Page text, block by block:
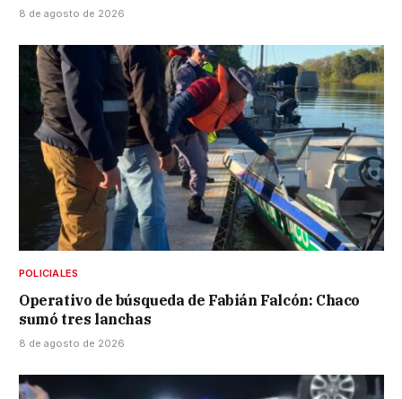
8 de agosto de 2026
POLICIALES
Operativo de búsqueda de Fabián Falcón: Chaco
sumó tres lanchas
8 de agosto de 2026